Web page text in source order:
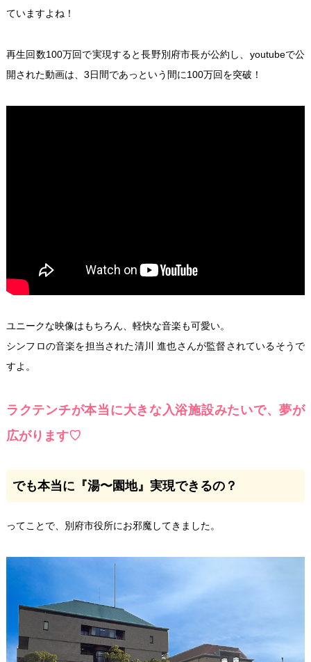
ていますよね！
再生回数100万回で実現すると長野別府市長が公約し、youtubeで公
開された動画は、3日間であっという間に100万回を突破！
ユニークな映像はもちろん、軽快な音楽も可愛い。
シンフロの音楽を担当された清川 進也さんが監督されているそうで
すよ。
ラクテンチが本当に大きな入浴施設みたいで、夢が
広がります♡
でも本当に『湯〜園地』実現できるの？
ってことで、別府市役所にお邪魔してきました。